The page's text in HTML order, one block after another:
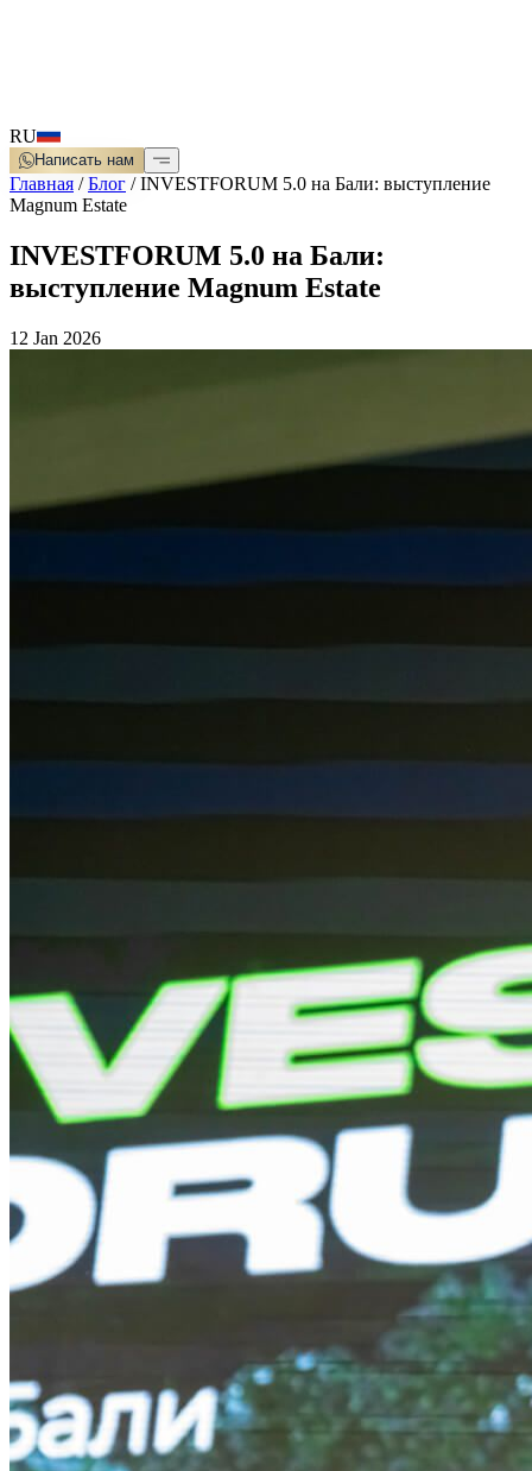
RU
Написать нам
Главная /Блог /INVESTFORUM 5.0 на Бали: выступление
Magnum Estate
INVESTFORUM 5.0 на Бали:
выступление Magnum Estate
12 Jan 2026